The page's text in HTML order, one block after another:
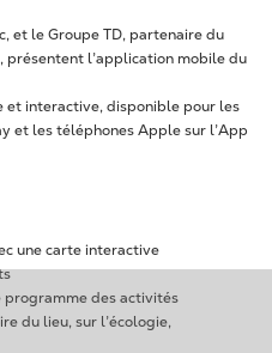
et le Groupe TD, partenaire du
présentent l’application mobile du
interactive, disponible pour les
et les téléphones Apple sur l’App
une carte interactive
des activités
du lieu, sur l’écologie,